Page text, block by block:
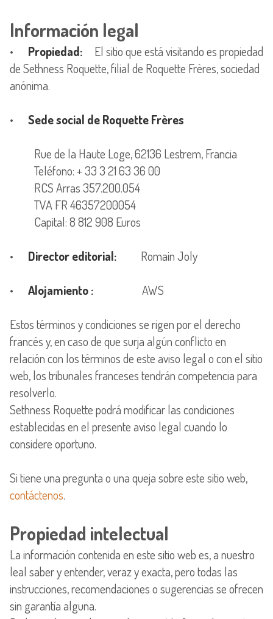
Información legal
• Propiedad: El sitio que está visitando es propiedad
de Sethness Roquette, filial de Roquette Frères, sociedad
anónima.
• Sede social de Roquette Frères
Rue de la Haute Loge, 62136 Lestrem, Francia
Teléfono: + 33 3 21 63 36 00
RCS Arras 357.200.054
TVA FR 46357200054
Capital: 8 812 908 Euros
• Director editorial: Romain Joly
• Alojamiento : AWS
Estos términos y condiciones se rigen por el derecho
francés y, en caso de que surja algún conflicto en
relación con los términos de este aviso legal o con el sitio
web, los tribunales franceses tendrán competencia para
resolverlo.
Sethness Roquette podrá modificar las condiciones
establecidas en el presente aviso legal cuando lo
considere oportuno.
Si tiene una pregunta o una queja sobre este sitio web,
contáctenos.
Propiedad intelectual
La información contenida en este sitio web es, a nuestro
leal saber y entender, veraz y exacta, pero todas las
instrucciones, recomendaciones o sugerencias se ofrecen
sin garantía alguna.